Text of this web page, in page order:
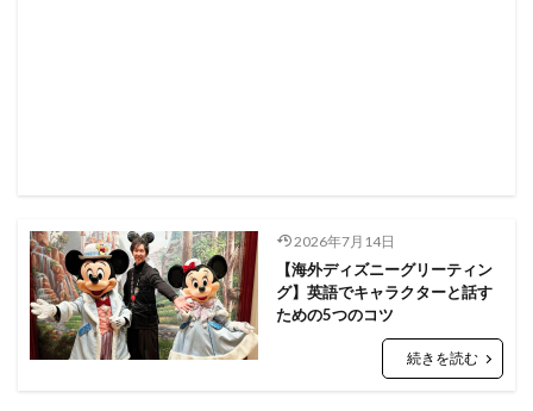
2026年7月14日
【海外ディズニーグリーティン
グ】英語でキャラクターと話す
ための5つのコツ
続きを読む